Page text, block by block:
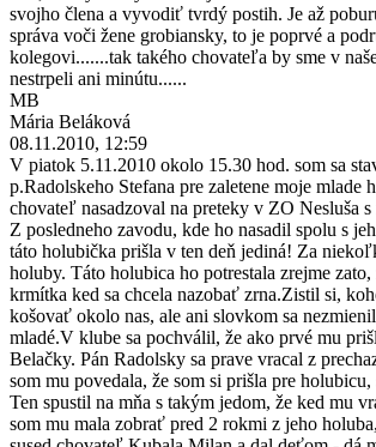
svojho člena a vyvodiť tvrdý postih. Je až
správa voči žene grobiansky, to je poprvé a
kolegovi.......tak takého chovateľa by sme v
nestrpeli ani minútu......
MB
Mária Beláková
08.11.2010, 12:59
V piatok 5.11.2010 okolo 15.30 hod. som sa
p.Radolskeho Stefana pre zaletene moje mlade
chovateľ nasadzoval na preteky v ZO Nesluša
Z posledneho zavodu, kde ho nasadil spolu s
táto holubička prišla v ten deň jediná! Za
holuby. Táto holubica ho potrestala zrejme
krmítka ked sa chcela nazobať zrna.Zistil si,
košovať okolo nas, ale ani slovkom sa
mladé.V klube sa pochválil, že ako prvé mu
Belačky. Pán Radolsky sa prave vracal z
som mu povedala, že som si prišla pre
Ten spustil na mňa s takým jedom, že ked mu
som mu mala zobrať pred 2 rokmi z jeho